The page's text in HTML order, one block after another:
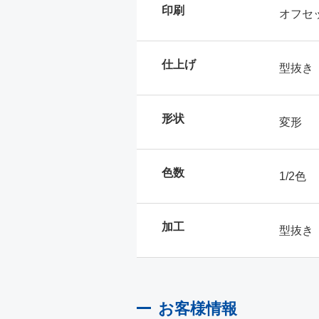
印刷 オフセ
仕上げ 型抜き
形状 変形
色数 1/2色
加工 型抜き
お客様情報